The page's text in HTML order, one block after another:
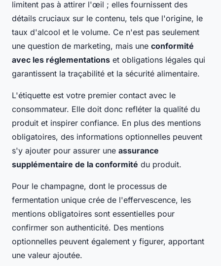
limitent pas à attirer l'œil ; elles fournissent des
détails cruciaux sur le contenu, tels que l'origine, le
taux d'alcool et le volume. Ce n'est pas seulement
une question de marketing, mais une conformité
avec les réglementations et obligations légales qui
garantissent la traçabilité et la sécurité alimentaire.
L'étiquette est votre premier contact avec le
consommateur. Elle doit donc refléter la qualité du
produit et inspirer confiance. En plus des mentions
obligatoires, des informations optionnelles peuvent
s'y ajouter pour assurer une assurance
supplémentaire de la conformité du produit.
Pour le champagne, dont le processus de
fermentation unique crée de l'effervescence, les
mentions obligatoires sont essentielles pour
confirmer son authenticité. Des mentions
optionnelles peuvent également y figurer, apportant
une valeur ajoutée.